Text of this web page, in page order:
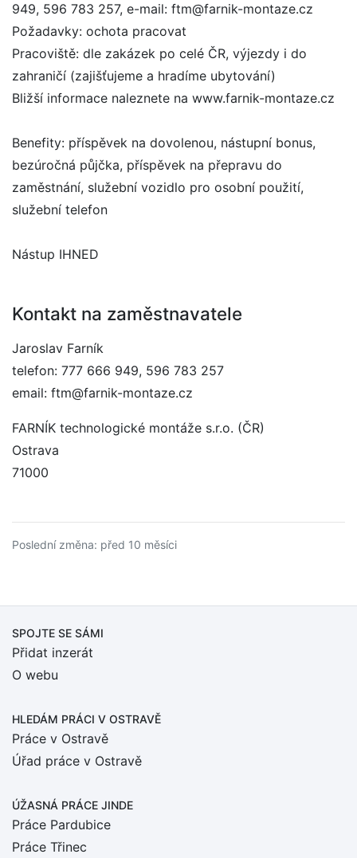
949, 596 783 257, e-mail: ftm@farnik-montaze.cz
Požadavky: ochota pracovat
Pracoviště: dle zakázek po celé ČR, výjezdy i do
zahraničí (zajišťujeme a hradíme ubytování)
Bližší informace naleznete na www.farnik-montaze.cz
Benefity: příspěvek na dovolenou, nástupní bonus,
bezúročná půjčka, příspěvek na přepravu do
zaměstnání, služební vozidlo pro osobní použití,
služební telefon
Nástup IHNED
Kontakt na zaměstnavatele
Jaroslav Farník
telefon: 777 666 949, 596 783 257
email: ftm@farnik-montaze.cz
FARNÍK technologické montáže s.r.o. (ČR)
Ostrava
71000
Poslední změna: před 10 měsíci
SPOJTE SE SÁMI
Přidat inzerát
O webu
HLEDÁM PRÁCI V OSTRAVĚ
Práce v Ostravě
Úřad práce v Ostravě
ÚŽASNÁ PRÁCE JINDE
Práce Pardubice
Práce Třinec